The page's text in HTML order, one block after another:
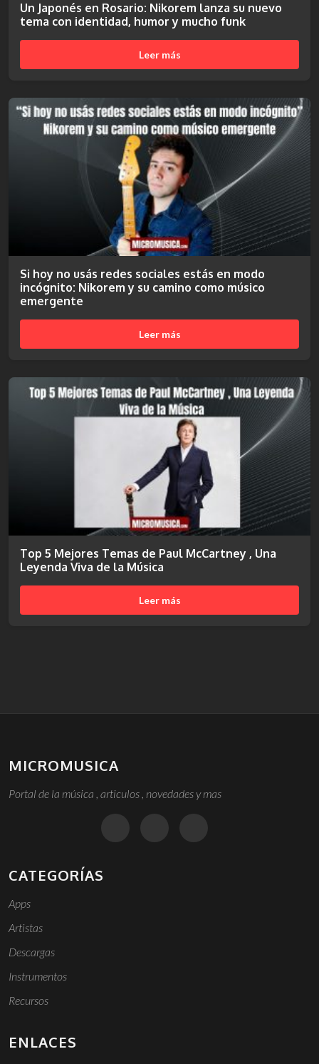
Un Japonés en Rosario: Nikorem lanza su nuevo
tema con identidad, humor y mucho funk
Leer más
Si hoy no usás redes sociales estás en modo
incógnito: Nikorem y su camino como músico
emergente
Leer más
Top 5 Mejores Temas de Paul McCartney , Una
Leyenda Viva de la Música
Leer más
MICROMUSICA
Portal de la música , articulos , novedades y mas
CATEGORÍAS
Apps
Artistas
Descargas
Instrumentos
Recursos
ENLACES